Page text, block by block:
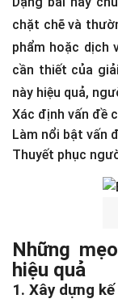
chặt chẽ và
phẩm hoặc dịch
cần thiết của
này hiệu quả,
Xác định vấn đề
Làm nổi bật vấn
Thuyết phục
Những
hiệu quả
1. Xây dựng